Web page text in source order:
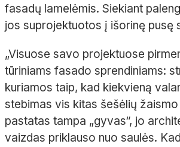
fasadų lamelėmis. Siekiant
jos suprojektuotos į išorinę pusę
„Visuose savo projektuose
tūriniams fasado sprendiniams:
kuriamos taip, kad kiekvieną
stebimas vis kitas šešėlių
pastatas tampa „gyvas“, jo
vaizdas priklauso nuo saulės.